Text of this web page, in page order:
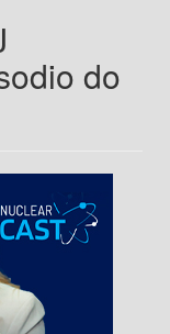
do